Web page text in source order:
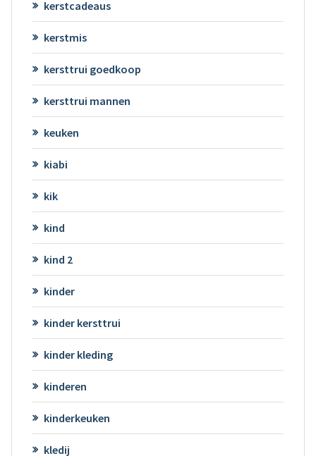
kerstcadeaus
kerstmis
kersttrui goedkoop
kersttrui mannen
keuken
kiabi
kik
kind
kind 2
kinder
kinder kersttrui
kinder kleding
kinderen
kinderkeuken
kledij